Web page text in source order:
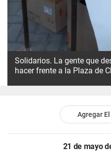
Solidarios. La gente que
hacer frente a la Plaza de
Agregar
21 de mayo